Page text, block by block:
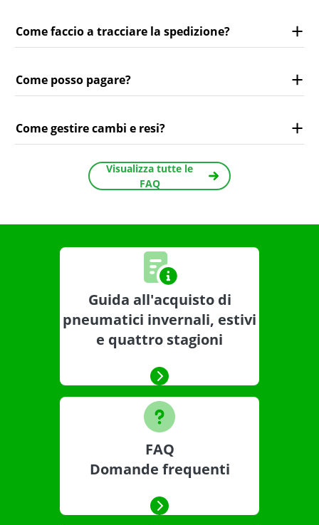
Come faccio a tracciare la spedizione?
Come posso pagare?
Come gestire cambi e resi?
Visualizza tutte le
FAQ
Guida all'acquisto di
pneumatici invernali, estivi
e quattro stagioni
FAQ
Domande frequenti